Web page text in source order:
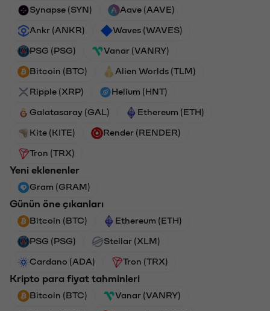
Synapse (SYN) Aave (AAVE)
Ankr (ANKR) Waves (WAVES)
PSG (PSG) Vanar (VANRY)
Bitcoin (BTC) Alien Worlds (TLM)
Ripple (XRP) Helium (HNT)
Galatasaray (GAL) Ethereum (ETH)
Kite (KITE) Render (RENDER)
Tron (TRX)
Yeni eklenenler
Gram (GRAM)
Günün öne çıkanları
Bitcoin (BTC) Ethereum (ETH)
PSG (PSG) Stellar (XLM)
Cardano (ADA) Tron (TRX)
Kripto para fiyat tahminleri
Bitcoin (BTC) Vanar (VANRY)